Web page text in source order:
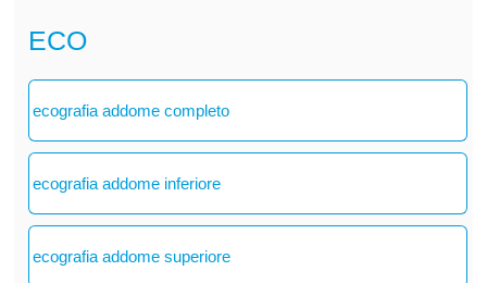
ECO
ecografia addome completo
ecografia addome inferiore
ecografia addome superiore